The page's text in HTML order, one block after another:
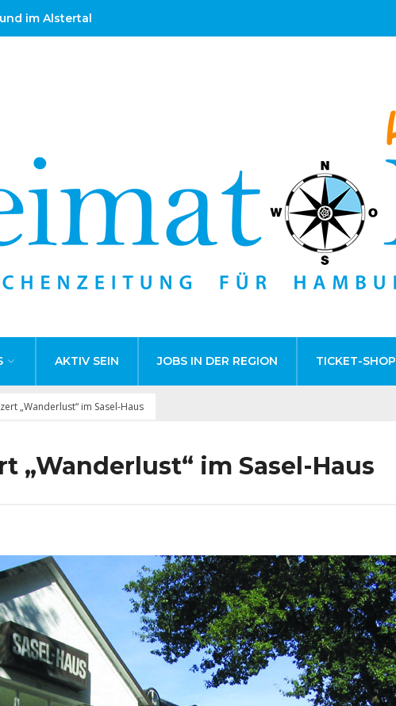
im Alstertal
AKTIV SEIN JOBS IN DER REGION TICKET-SHOP
„Wanderlust“ im Sasel-Haus
„Wanderlust“ im Sasel-Haus